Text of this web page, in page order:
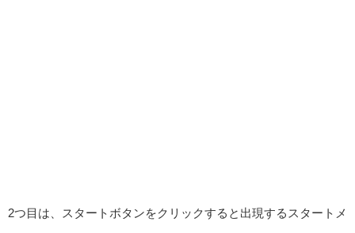
2つ目は、スタートボタンをクリックすると出現するスタートメ